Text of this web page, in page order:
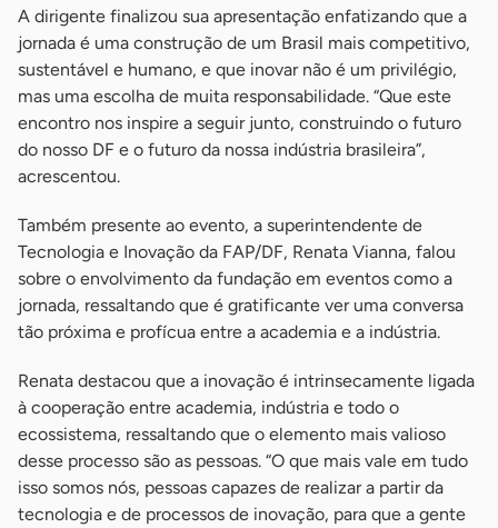
A dirigente finalizou sua apresentação enfatizando que a
jornada é uma construção de um Brasil mais competitivo,
sustentável e humano, e que inovar não é um privilégio,
mas uma escolha de muita responsabilidade. “Que este
encontro nos inspire a seguir junto, construindo o futuro
do nosso DF e o futuro da nossa indústria brasileira”,
acrescentou.
Também presente ao evento, a superintendente de
Tecnologia e Inovação da FAP/DF, Renata Vianna, falou
sobre o envolvimento da fundação em eventos como a
jornada, ressaltando que é gratificante ver uma conversa
tão próxima e profícua entre a academia e a indústria.
Renata destacou que a inovação é intrinsecamente ligada
à cooperação entre academia, indústria e todo o
ecossistema, ressaltando que o elemento mais valioso
desse processo são as pessoas. “O que mais vale em tudo
isso somos nós, pessoas capazes de realizar a partir da
tecnologia e de processos de inovação, para que a gente